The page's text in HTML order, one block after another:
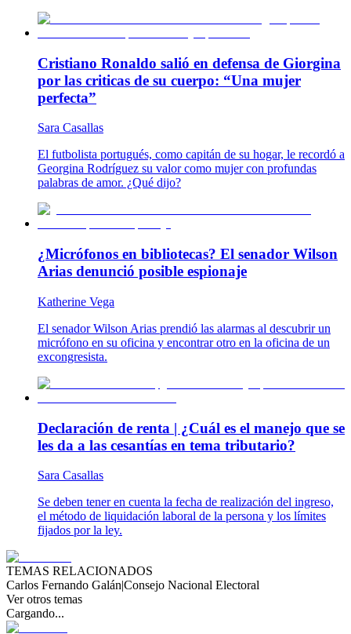
Cristiano Ronaldo salió en defensa de Giorgina
por las criticas de su cuerpo: “Una mujer
perfecta”
Sara Casallas
El futbolista portugués, como capitán de su hogar, le recordó a
Georgina Rodríguez su valor como mujer con profundas
palabras de amor. ¿Qué dijo?
¿Micrófonos en bibliotecas? El senador Wilson
Arias denunció posible espionaje
Katherine Vega
El senador Wilson Arias prendió las alarmas al descubrir un
micrófono en su oficina y encontrar otro en la oficina de un
excongresista.
Declaración de renta | ¿Cuál es el manejo que se
les da a las cesantías en tema tributario?
Sara Casallas
Se deben tener en cuenta la fecha de realización del ingreso,
el método de liquidación laboral de la persona y los límites
fijados por la ley.
TEMAS RELACIONADOS
Carlos Fernando Galán|Consejo Nacional Electoral
Ver otros temas
Cargando...